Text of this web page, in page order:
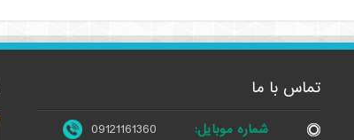
تماس با ما
شماره موبایل:
09121161360